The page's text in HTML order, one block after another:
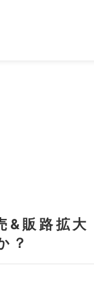
&販路拡
？